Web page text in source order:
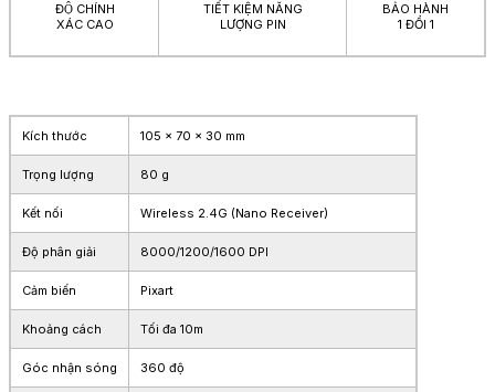
ĐỘ CHÍNH
XÁC CAO
TIẾT KIỆM NĂNG
LƯỢNG PIN
BẢO HÀNH
1 ĐỔI 1
Kích thước 105 x 70 x 30 mm
Trọng lượng 80 g
Kết nối Wireless 2.4G (Nano Receiver)
Độ phân giải 8000/1200/1600 DPI
Cảm biến Pixart
Khoảng cách Tối đa 10m
Góc nhận sóng 360 độ